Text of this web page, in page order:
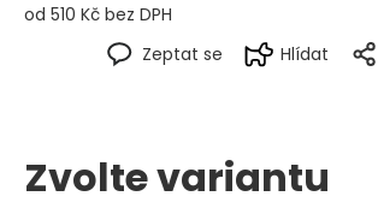
od 510 Kč bez DPH
Zeptat se Hlídat
Zvolte variantu